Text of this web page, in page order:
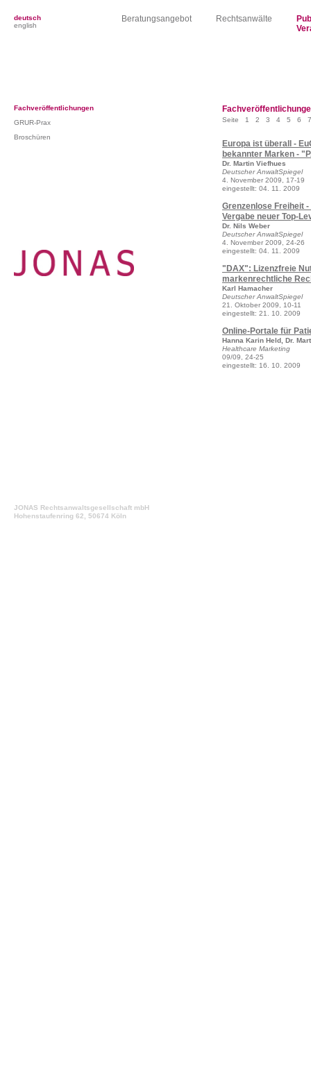
deutsch
english
Beratungsangebot Rechtsanwälte
Fachveröffentlichungen
GRUR-Prax
Broschüren
Seite 1 2 3 4 5 6 7
Europa ist überall -
bekannter Marken -
Dr. Martin Viefhues
Deutscher AnwaltSpiegel
4. November 2009, 17-19
eingestellt: 04. 11. 2009
Grenzenlose Freiheit
Vergabe neuer Top-
Dr. Nils Weber
Deutscher AnwaltSpiegel
4. November 2009, 24-26
eingestellt: 04. 11. 2009
"DAX": Lizenzfreie
markenrechtliche
Karl Hamacher
Deutscher AnwaltSpiegel
21. Oktober 2009, 10-11
eingestellt: 21. 10. 2009
Online-Portale für
Hanna Karin Held, Dr.
Healthcare Marketing
09/09, 24-25
eingestellt: 16. 10. 2009
JONAS Rechtsanwaltsgesellschaft mbH
Hohenstaufenring 62, 50674 Köln